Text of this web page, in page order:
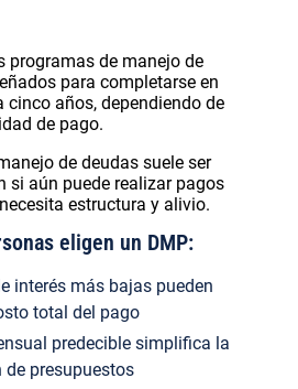
programas de manejo de
para completarse en
cinco años, dependiendo de
de pago.
de deudas suele ser
si aún puede realizar pagos
estructura y alivio.
eligen un DMP:
interés más bajas pueden
total del pago
predecible simplifica la
de presupuestos